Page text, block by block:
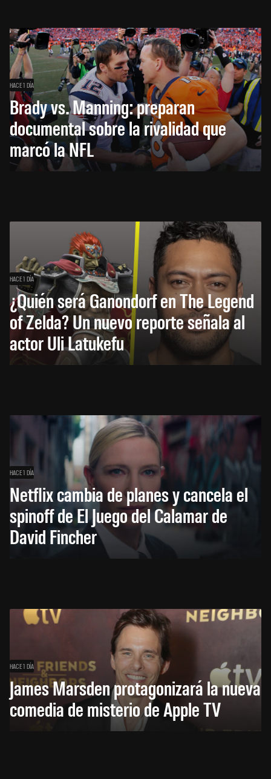
HACE 1 DÍA
Brady vs. Manning: preparan
documental sobre la rivalidad que
marcó la NFL
HACE 1 DÍA
¿Quién será Ganondorf en The Legend
of Zelda? Un nuevo reporte señala al
actor Uli Latukefu
HACE 1 DÍA
Netflix cambia de planes y cancela el
spinoff de El Juego del Calamar de
David Fincher
HACE 1 DÍA
James Marsden protagonizará la nueva
comedia de misterio de Apple TV